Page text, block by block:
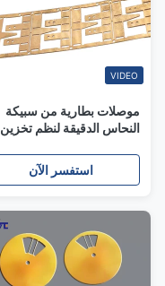
VIDEO
موصلات بطارية من سبيكة
النحاس الدقيقة لنظم تخزين
المصنعة بتكنولوجيا الحفر
الكيميائي الضوئي
استفسر الآن